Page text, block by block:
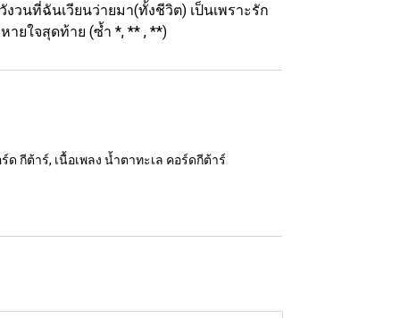
วนที่ฉันเวียนว่ายมา(ทั้งชีวิต) เป็นเพราะรัก
ยใจสุดท้าย (ซ้ำ *, ** , **)
ด กีต้าร์, เนื้อเพลง น้ำตาทะเล คอร์ดกีต้าร์